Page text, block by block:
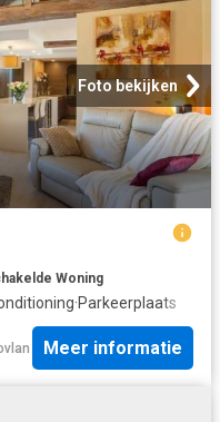
Foto bekijken
Woning
·Parkeerplaats
Meer informatie